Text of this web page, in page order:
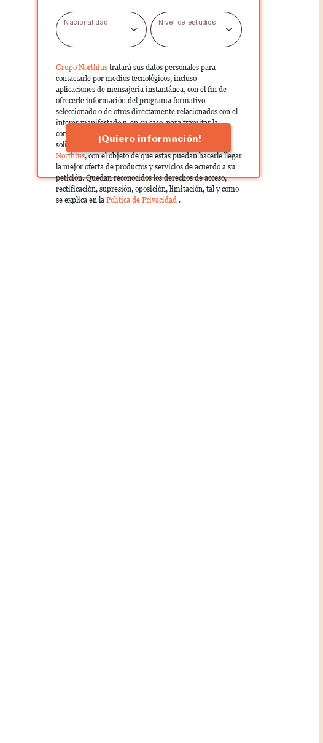
Nacionalidad Nivel de estudios
Grupo Northius tratará sus datos personales para
contactarle por medios tecnológicos, incluso
aplicaciones de mensajería instantánea, con el fin de
ofrecerle información del programa formativo
seleccionado o de otros directamente relacionados con el
interés manifestado y, en su caso, para tramitar la
contratación correspondiente. Compartiremos su
solicitud con las empresas que conforman elGrupo
Northius, con el objeto de que estas puedan hacerle llegar
la mejor oferta de productos y servicios de acuerdo a su
petición. Quedan reconocidos los derechos de acceso,
rectificación, supresión, oposición, limitación, tal y como
se explica en la Política de Privacidad .
¡Quiero información!